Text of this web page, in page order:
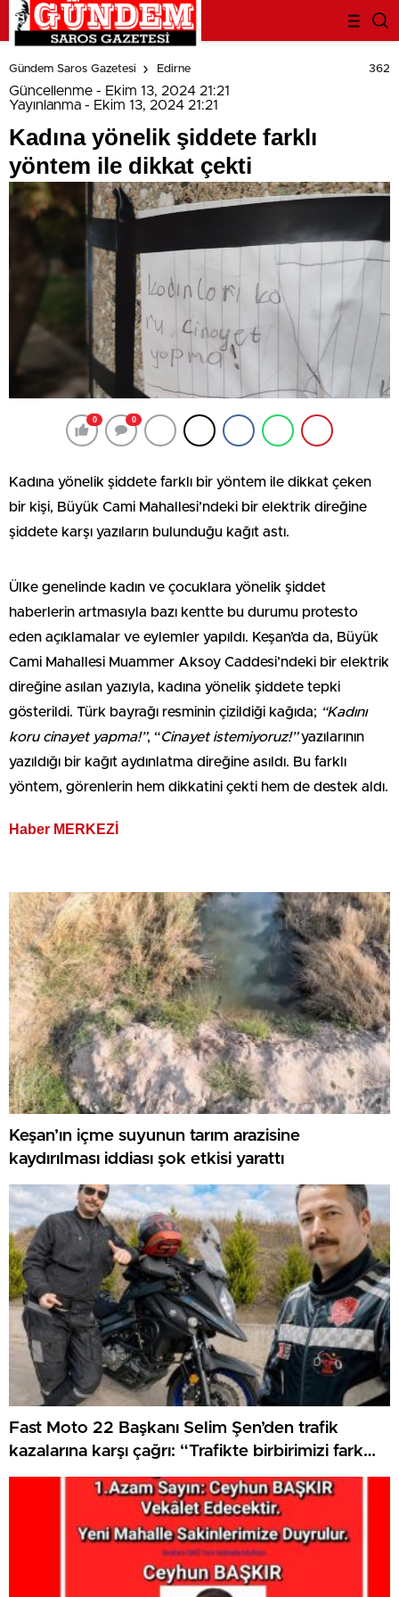
deneme
bonusu
evden
eve
nakliyat
veren
bahis
siteleri
bahis
siteleri
popüler
casino
eşya
Gündem Saros Gazetesi Edirne 362
Güncellenme - Ekim 13, 2024 21:21
Yayınlanma - Ekim 13, 2024 21:21
Kadına yönelik şiddete farklı
yöntem ile dikkat çekti
0 0
Kadına yönelik şiddete farklı bir yöntem ile dikkat çeken
bir kişi, Büyük Cami Mahallesi’ndeki bir elektrik direğine
şiddete karşı yazıların bulunduğu kağıt astı.
Ülke genelinde kadın ve çocuklara yönelik şiddet
haberlerin artmasıyla bazı kentte bu durumu protesto
eden açıklamalar ve eylemler yapıldı. Keşan’da da, Büyük
Cami Mahallesi Muammer Aksoy Caddesi’ndeki bir elektrik
direğine asılan yazıyla, kadına yönelik şiddete tepki
gösterildi. Türk bayrağı resminin çizildiği kağıda; “Kadını
koru cinayet yapma!”, “Cinayet istemiyoruz!”yazılarının
yazıldığı bir kağıt aydınlatma direğine asıldı. Bu farklı
yöntem, görenlerin hem dikkatini çekti hem de destek aldı.
Haber MERKEZİ
Keşan’ın içme suyunun tarım arazisine
kaydırılması iddiası şok etkisi yarattı
Fast Moto 22 Başkanı Selim Şen’den trafik
kazalarına karşı çağrı: “Trafikte birbirimizi fark
etmek zorundayız”